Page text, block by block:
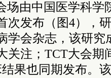
场由中国医学科学
次发布（图4），
学会杂志，该研究
关注；TCT大会期
结果也同期发布。